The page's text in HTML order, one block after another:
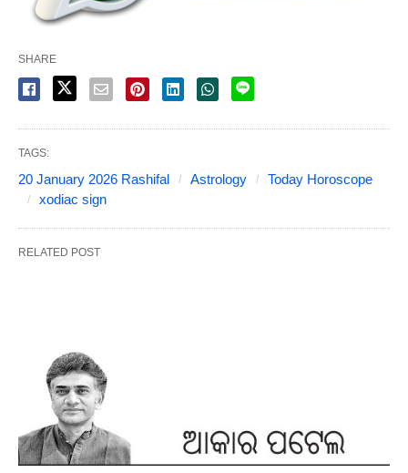
SHARE
TAGS:
20 January 2026 Rashifal Astrology
Today Horoscope
xodiac sign
RELATED POST